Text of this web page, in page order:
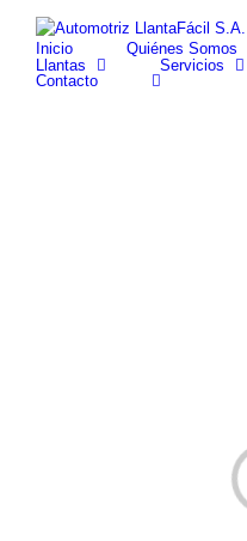
content
facebook
youtube
Inicio
Quiénes Somos
Llantas
Servicios
Contacto
Cargando...